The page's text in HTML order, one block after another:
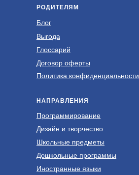
Scratch ❯
РОДИТЕЛЯМ
Блог
НАПРАВЛЕНИЯ
Программирование
Выгода
Глоссарий
Школьные предметы
Дизайн и творчество
Политика конфиденциальности
Договор оферты
Дошкольные программы
Иностранные языки